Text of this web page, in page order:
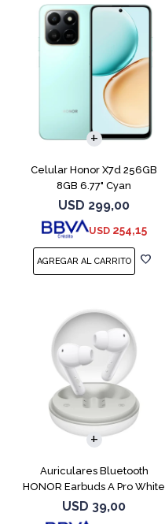
Celular Honor X7d 256GB
8GB 6.77" Cyan
USD 299,00
USD 254,15
COMPARAR
Auriculares Bluetooth
HONOR Earbuds A Pro White
USD 39,00